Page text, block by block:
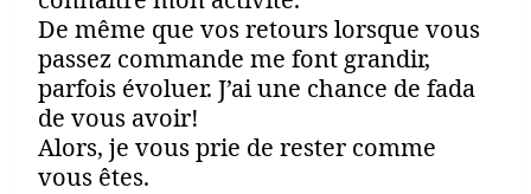
De même que vos retours lorsque vous
passez commande me font grandir,
parfois évoluer. J’ai une chance de fada
de vous avoir!
Alors, je vous prie de rester comme
vous êtes.